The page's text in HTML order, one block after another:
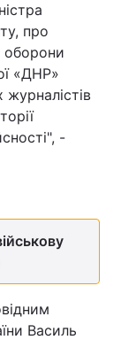
про
оборони
«ДНР»
-
Василь